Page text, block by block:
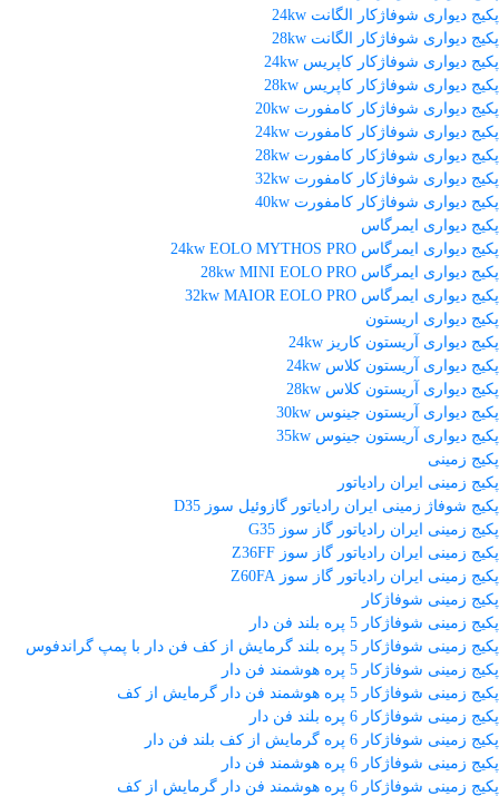
پکیج دیواری شوفاژکار الگانت 24kw
پکیج دیواری شوفاژکار الگانت 28kw
پکیج دیواری شوفاژکار کاپریس 24kw
پکیج دیواری شوفاژکار کاپریس 28kw
پکیج دیواری شوفاژکار کامفورت 20kw
پکیج دیواری شوفاژکار کامفورت 24kw
پکیج دیواری شوفاژکار کامفورت 28kw
پکیج دیواری شوفاژکار کامفورت 32kw
پکیج دیواری شوفاژکار کامفورت 40kw
پکیج دیواری ایمرگاس
پکیج دیواری ایمرگاس 24kw EOLO MYTHOS PRO
پکیج دیواری ایمرگاس 28kw MINI EOLO PRO
پکیج دیواری ایمرگاس 32kw MAIOR EOLO PRO
پکیج دیواری اریستون
پکیج دیواری آریستون کاریز 24kw
پکیج دیواری آریستون کلاس 24kw
پکیج دیواری آریستون کلاس 28kw
پکیج دیواری آریستون جینوس 30kw
پکیج دیواری آریستون جینوس 35kw
پکیج زمینی
پکیج زمینی ایران رادیاتور
پکیج شوفاژ زمینی ایران رادیاتور گازوئیل سوز D35
پکیج زمینی ایران رادیاتور گاز سوز G35
پکیج زمینی ایران رادیاتور گاز سوز Z36FF
پکیج زمینی ایران رادیاتور گاز سوز Z60FA
پکیج زمینی شوفاژکار
پکیج زمینی شوفاژکار 5 پره بلند فن دار
پکیج زمینی شوفاژکار 5 پره بلند گرمایش از کف فن دار با پمپ گراندفوس
پکیج زمینی شوفاژکار 5 پره هوشمند فن دار
پکیج زمینی شوفاژکار 5 پره هوشمند فن دار گرمایش از کف
پکیج زمینی شوفاژکار 6 پره بلند فن دار
پکیج زمینی شوفاژکار 6 پره گرمایش از کف بلند فن دار
پکیج زمینی شوفاژکار 6 پره هوشمند فن دار
پکیج زمینی شوفاژکار 6 پره هوشمند فن دار گرمایش از کف